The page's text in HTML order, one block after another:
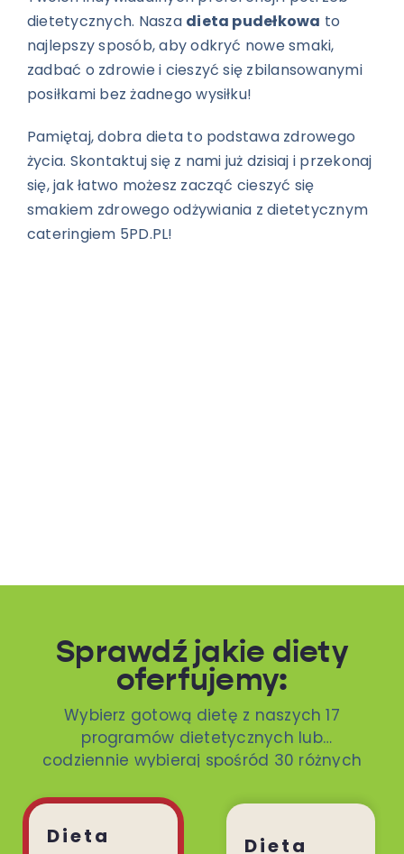
dietetycznych. Nasza dieta pudełkowa to
najlepszy sposób, aby odkryć nowe smaki,
zadbać o zdrowie i cieszyć się zbilansowanymi
posiłkami bez żadnego wysiłku!
Pamiętaj, dobra dieta to podstawa zdrowego
życia. Skontaktuj się z nami już dzisiaj i przekonaj
się, jak łatwo możesz zacząć cieszyć się
smakiem zdrowego odżywiania z dietetycznym
cateringiem 5PD.PL!
Sprawdź jakie diety
oferfujemy:
Wybierz gotową dietę z naszych 17
programów dietetycznych lub
codziennie wybieraj spośród 30 różnych
Dieta Dieta